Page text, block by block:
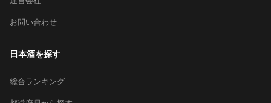
お問い合わせ
日本酒を探す
総合ランキング